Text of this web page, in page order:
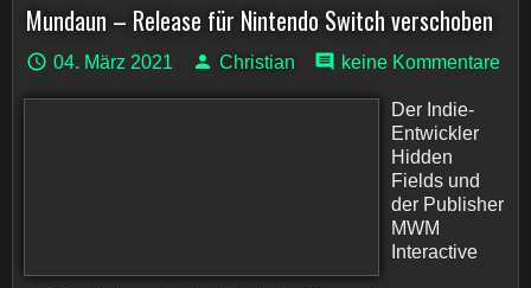
Mundaun – Release für Nintendo Switch verschoben
04. März 2021 Christian keine Kommentare
Der Indie-
Entwickler
Hidden
Fields und
der Publisher
MWM
Interactive